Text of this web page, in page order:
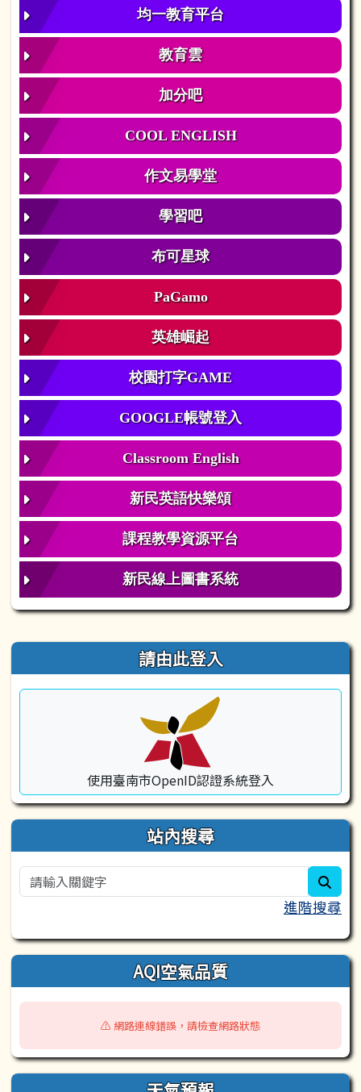
均一教育平台
教育雲
加分吧
COOL ENGLISH
作文易學堂
學習吧
布可星球
PaGamo
英雄崛起
校園打字GAME
GOOGLE帳號登入
Classroom English
新民英語快樂頌
課程教學資源平台
新民線上圖書系統
右邊區域內容 請由此登入
使用臺南市OpenID認證系統登入
站內搜尋
進階搜尋
AQI空氣品質
⚠️ 網路連線錯誤，請檢查網路狀態